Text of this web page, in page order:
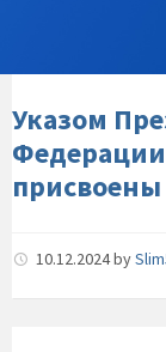
Указом
10.12.2024by